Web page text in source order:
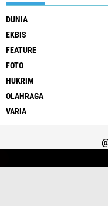
DUNIA
EKBIS
FEATURE
FOTO
HUKRIM
OLAHRAGA
VARIA